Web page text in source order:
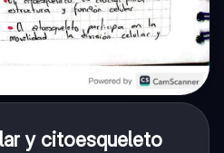
y citoesqueleto